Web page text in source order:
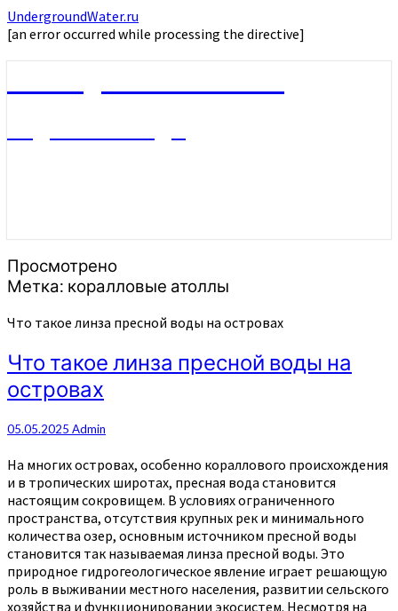
UndergroundWater.ru
[an error occurred while processing the directive]
Просмотрено
Метка: коралловые атоллы
Что такое линза пресной воды на островах
Что такое линза пресной воды на
островах
05.05.2025 Admin
На многих островах, особенно кораллового происхождения
и в тропических широтах, пресная вода становится
настоящим сокровищем. В условиях ограниченного
пространства, отсутствия крупных рек и минимального
количества озер, основным источником пресной воды
становится так называемая линза пресной воды. Это
природное гидрогеологическое явление играет решающую
роль в выживании местного населения, развитии сельского
хозяйства и функционировании экосистем. Несмотря на